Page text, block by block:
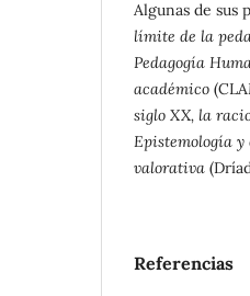
Algunas de sus
límite de la
Pedagogía
académico
siglo XX, la
Epistemología
valorativa
Referencias